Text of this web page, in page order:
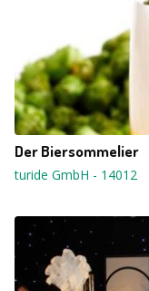
Der Biersommelier
turide GmbH - 14012